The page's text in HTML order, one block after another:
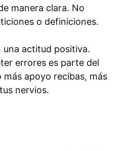
manera clara. No
o definiciones.
una actitud positiva.
errores es parte del
más apoyo recibas, más
nervios.